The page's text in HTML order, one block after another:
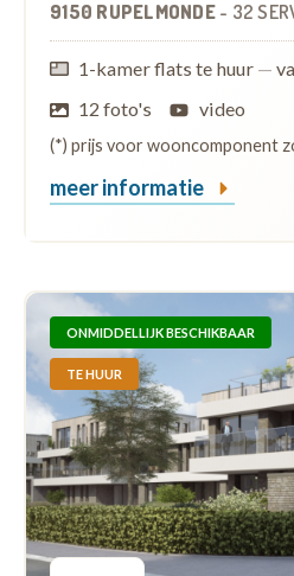
9150 RUPELMONDE - 32
1-kamer flats te huur —
12 foto's video
(*) prijs voor wooncomponent
meer informatie
ONMIDDELLIJK BESCHIKBAAR
TE HUUR